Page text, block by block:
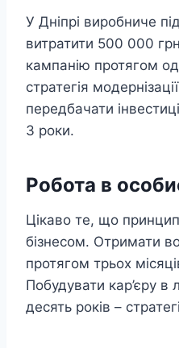
У Дніпрі виробниче
витратити 500 000
кампанію протягом
стратегія
передбачати
3 роки.
Робота в
Цікаво те, що
бізнесом. Отримати
протягом трьох
Побудувати кар’єру в
десять років –